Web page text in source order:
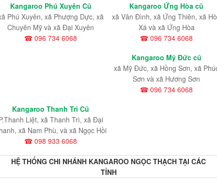
Kangaroo Phú Xuyên Cũ
Phú Xuyên, xã Phượng Dực, xã
Chuyên Mỹ và xã Đại Xuyên
☎ 096 734 6068
Kangaroo Ứng Hòa cũ
xã Vân Đình, xã Ứng Thiên, xã
Xá và xã Ứng Hòa
☎ 096 734 6068
Kangaroo Mỹ Đức cũ
xã Mỹ Đức, xã Hồng Sơn, xã
Sơn và xã Hương Sơn
☎ 096 734 6068
Kangaroo Thanh Trì Cũ
Liệt, xã Thanh Trì, xã Đại
xã Nam Phù, và xã Ngọc Hồi
☎ 098 933 6068
HỆ THỐNG CHI NHÁNH KANGAROO NGỌC THẠCH TẠI CÁC
TỈNH